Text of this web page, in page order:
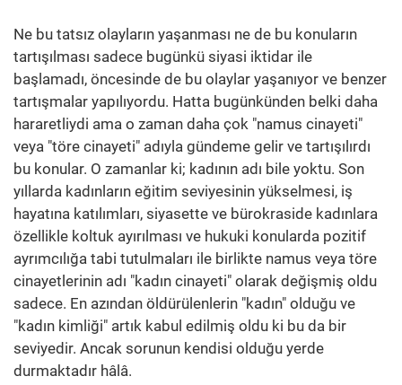
Ne bu tatsız olayların yaşanması ne de bu konuların
tartışılması sadece bugünkü siyasi iktidar ile
başlamadı, öncesinde de bu olaylar yaşanıyor ve benzer
tartışmalar yapılıyordu. Hatta bugünkünden belki daha
hararetliydi ama o zaman daha çok "namus cinayeti"
veya "töre cinayeti" adıyla gündeme gelir ve tartışılırdı
bu konular. O zamanlar ki; kadının adı bile yoktu. Son
yıllarda kadınların eğitim seviyesinin yükselmesi, iş
hayatına katılımları, siyasette ve bürokraside kadınlara
özellikle koltuk ayırılması ve hukuki konularda pozitif
ayrımcılığa tabi tutulmaları ile birlikte namus veya töre
cinayetlerinin adı "kadın cinayeti" olarak değişmiş oldu
sadece. En azından öldürülenlerin "kadın" olduğu ve
"kadın kimliği" artık kabul edilmiş oldu ki bu da bir
seviyedir. Ancak sorunun kendisi olduğu yerde
durmaktadır hâlâ.